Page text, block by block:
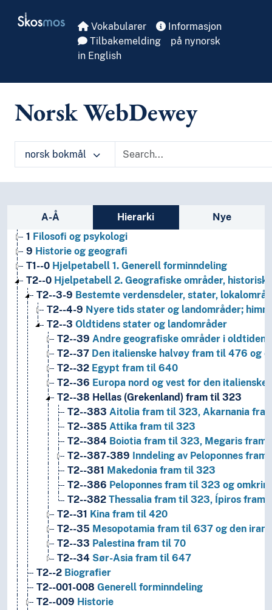
Skosmos Vokabularer
Informasjon
Tilbakemelding
på nynorsk
in English
Norsk WebDewey
norsk bokmål
Sidefelt: navigér i vokabularet på ulike
A-Å Hierarki
Nye
1 Filosofi og psykologi
9 Historie og geografi
T1--0 Hjelpetabell 1. Generell forminndeling
T2--0 Hjelpetabell 2. Geografiske områder,
T2--3-9 Bestemte verdensdeler, stater,
T2--4-9 Nyere tids stater og landområder;
T2--3 Oldtidens stater og landområder
T2--39 Andre geografiske områder i oldtiden
T2--37 Den italienske halvøy fram til 476 og
T2--32 Egypt fram til 640
T2--36 Europa nord og vest for den
T2--38 Hellas (Grekenland) fram til 323
T2--383 Aitolia fram til 323, Akarnania
T2--385 Attika fram til 323
T2--384 Boiotia fram til 323, Megaris
T2--387-389 Inndeling av Peloponnes
T2--381 Makedonia fram til 323
T2--386 Peloponnes fram til 323 og
T2--382 Thessalia fram til 323, Ípiros
T2--31 Kina fram til 420
T2--35 Mesopotamia fram til 637 og den
T2--33 Palestina fram til 70
T2--34 Sør-Asia fram til 647
T2--2 Biografier
T2--001-008 Generell forminndeling
T2--009 Historie